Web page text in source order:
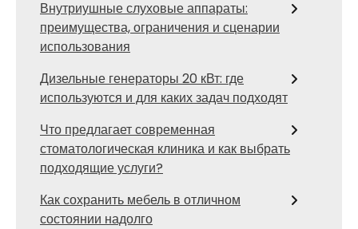
Внутриушные слуховые аппараты:
преимущества, ограничения и сценарии
использования
Дизельные генераторы 20 кВт: где
используются и для каких задач подходят
Что предлагает современная
стоматологическая клиника и как выбрать
подходящие услуги?
Как сохранить мебель в отличном
состоянии надолго